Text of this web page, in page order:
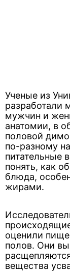
Ученые из
разработали
мужчин и
анатомии, в
половой
по-разному
питательные
понять, как
блюда,
жирами.
оценили
полов. Они
вещества